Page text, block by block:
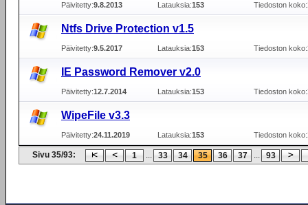
Päivitetty:9.8.2013 Latauksia:153 Tiedoston koko:
Ntfs Drive Protection v1.5
Päivitetty:9.5.2017 Latauksia:153 Tiedoston koko:
IE Password Remover v2.0
Päivitetty:12.7.2014 Latauksia:153 Tiedoston koko:
WipeFile v3.3
Päivitetty:24.11.2019 Latauksia:153 Tiedoston koko:
Sivu 35/93: 1 ... 33 34 35 36 37 ... 93